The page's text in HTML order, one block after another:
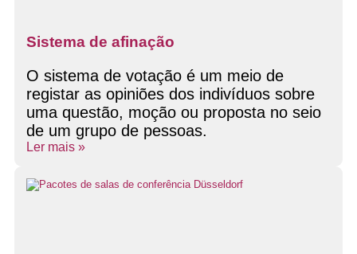
Sistema de afinação
O sistema de votação é um meio de
registar as opiniões dos indivíduos sobre
uma questão, moção ou proposta no seio
de um grupo de pessoas.
Ler mais »